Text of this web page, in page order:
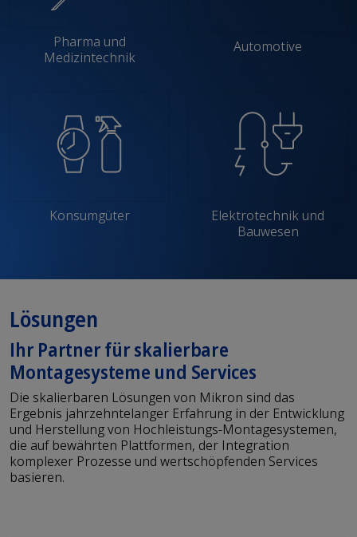
Pharma und
Elektrotechnik und
Lösungen
Ihr Partner für skalierbare
Montagesysteme und Services
Die skalierbaren Lösungen von Mikron sind das
Ergebnis jahrzehntelanger Erfahrung in der Entwicklung
und Herstellung von Hochleistungs-Montagesystemen,
die auf bewährten Plattformen, der Integration
komplexer Prozesse und wertschöpfenden Services